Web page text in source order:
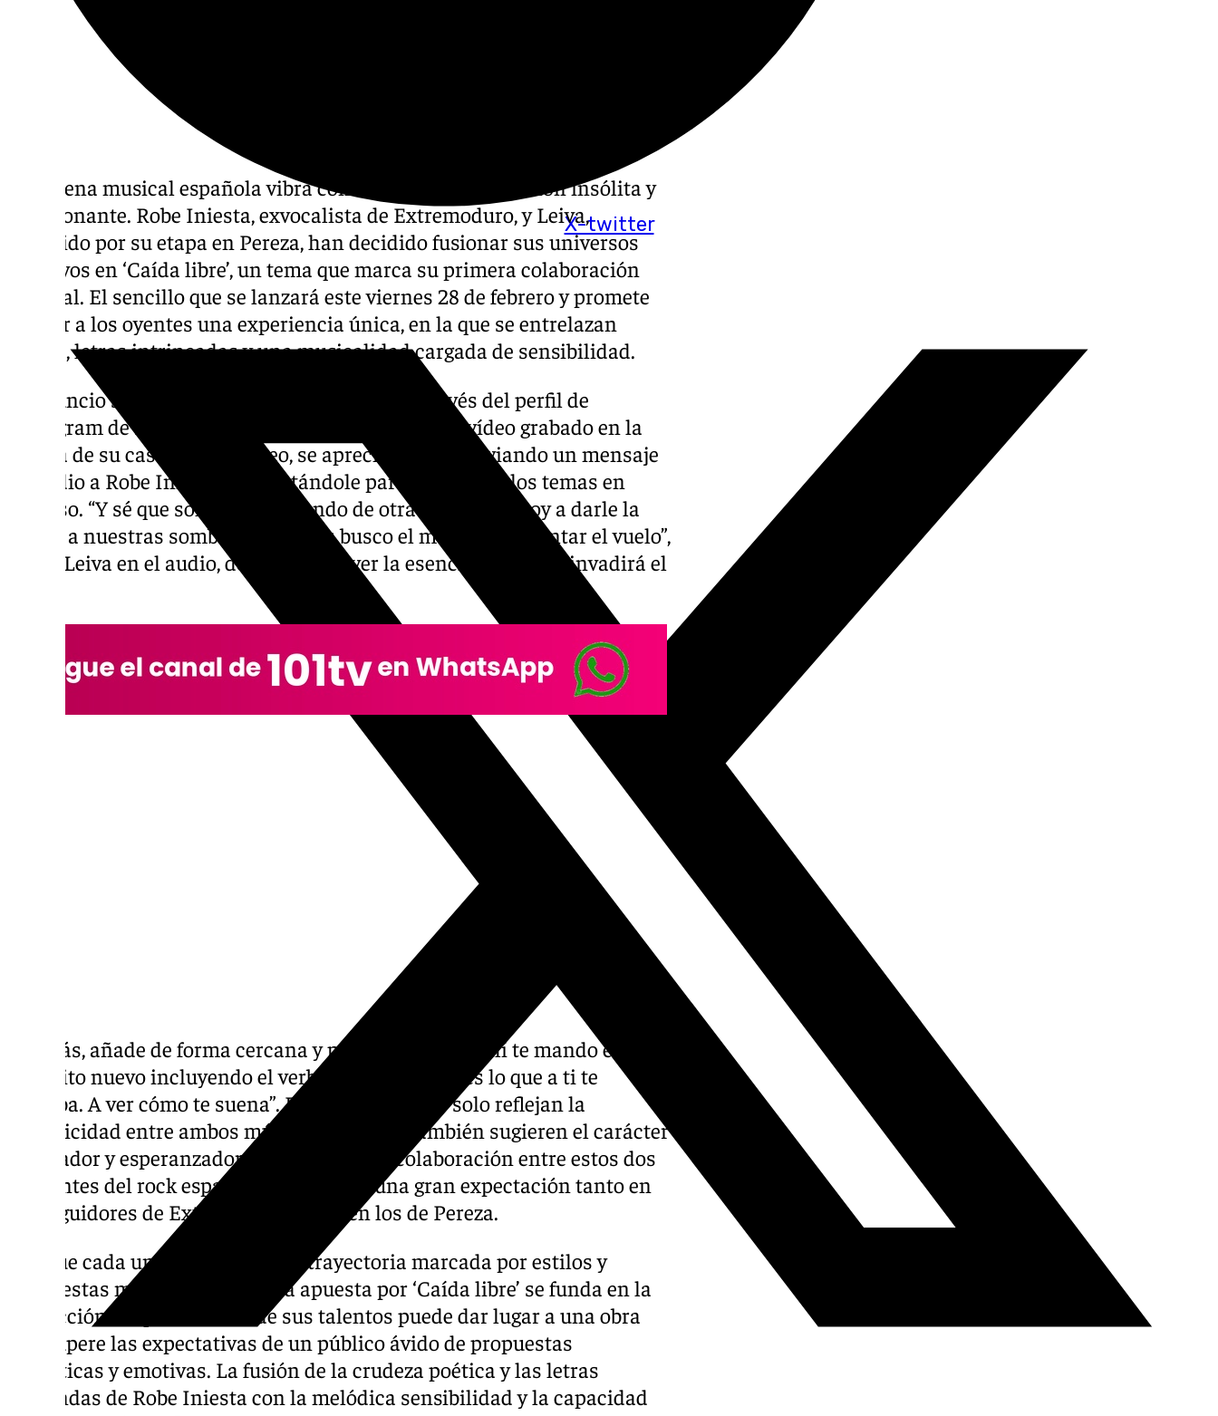
X-twitter
La escena musical española vibra con la noticia de una unión insólita y
emocionante. Robe Iniesta, exvocalista de Extremoduro, y Leiva,
conocido por su etapa en Pereza, han decidido fusionar sus universos
creativos en ‘Caída libre’, un tema que marca su primera colaboración
musical. El sencillo que se lanzará este viernes 28 de febrero y promete
ofrecer a los oyentes una experiencia única, en la que se entrelazan
poesía, letras intrincadas y una musicalidad cargada de sensibilidad.
El anuncio se produjo de forma espontánea a través del perfil de
Instagram de Leiva, donde el artista compartió un vídeo grabado en la
cocina de su casa. En ese vídeo, se aprecia a Leiva enviando un mensaje
de audio a Robe Iniesta, adelantándole parte de uno de los temas en
proceso. “Y sé que solo estoy mirando de otra forma, que voy a darle la
vuelta a nuestras sombras mientras busco el modo de remontar el vuelo”,
canta Leiva en el audio, dejando entrever la esencia lírica que invadirá el
Además, añade de forma cercana y personal: “Robe, ahí te mando el
pedacito nuevo incluyendo el verbo remontar, que es lo que a ti te
gustaba. A ver cómo te suena”. Estas palabras no solo reflejan la
complicidad entre ambos músicos, sino que también sugieren el carácter
renovador y esperanzador del proyecto. La colaboración entre estos dos
referentes del rock español ha generado una gran expectación tanto en
los seguidores de Extremoduro como en los de Pereza.
Aunque cada uno ha forjado una trayectoria marcada por estilos y
propuestas muy particulares, la apuesta por ‘Caída libre’ se funda en la
convicción de que la unión de sus talentos puede dar lugar a una obra
que supere las expectativas de un público ávido de propuestas
auténticas y emotivas. La fusión de la crudeza poética y las letras
profundas de Robe Iniesta con la melódica sensibilidad y la capacidad